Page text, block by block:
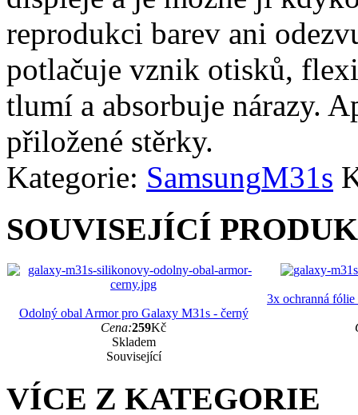
reprodukci barev ani
potlačuje vznik otisků,
tlumí a absorbuje nárazy.
přiložené stěrky.
Kategorie: SamsungM31s
SOUVISEJÍCÍ
Odolný obal Armor pro Galaxy M31s - černý
Cena:259Kč
Skladem
Související
3x ochranná
VÍCE Z KATEGORIE